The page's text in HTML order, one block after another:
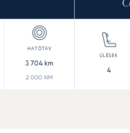
3 704 km
2 000 NM
4